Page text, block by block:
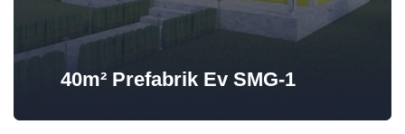
40m² Prefabrik Ev SMG-1